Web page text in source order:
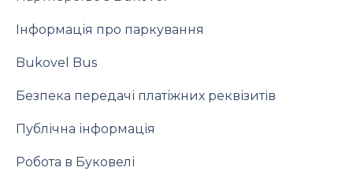
Інформація про паркування
Bukovel Bus
Безпека передачі платіжних реквізитів
Публічна інформація
Робота в Буковелі